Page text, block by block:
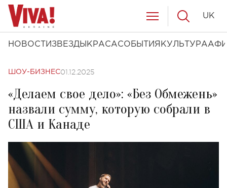
НОВОСТИ ЗВЕЗДЫ КРАСАСОБЫТИЯ КУЛЬТУРА
UK
ШОУ-БИЗНЕС01.12.2025
«Делаем свое дело»: «Без Обмежень»
назвали сумму, которую собрали в
США и Канаде